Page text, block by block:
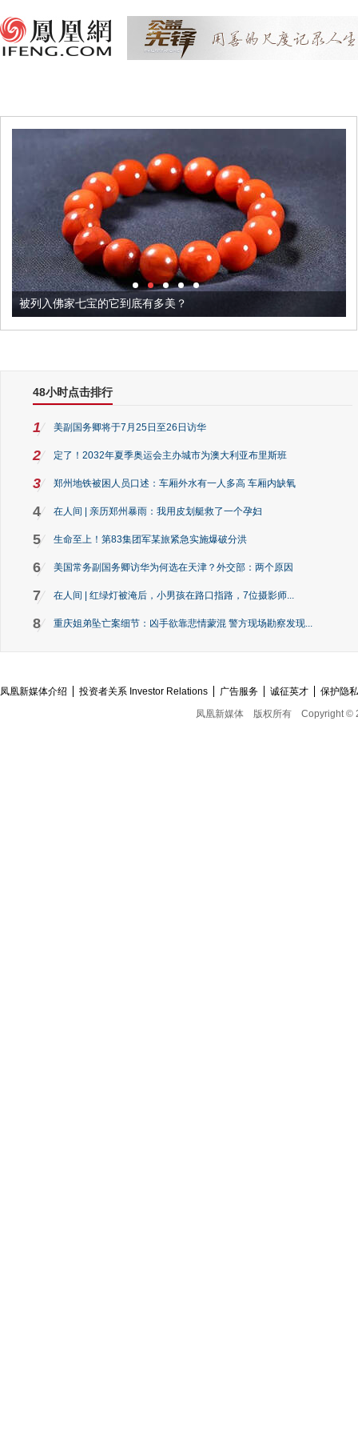
被列入佛家七宝的它到底有多美？
48小时点击排行
1 美副国务卿将于7月25日至26日访华
2 定了！2032年夏季奥运会主办城市为澳大利亚布里斯班
3 郑州地铁被困人员口述：车厢外水有一人多高 车厢内缺氧
4 在人间 | 亲历郑州暴雨：我用皮划艇救了一个孕妇
5 生命至上！第83集团军某旅紧急实施爆破分洪
6 美国常务副国务卿访华为何选在天津？外交部：两个原因
7 在人间 | 红绿灯被淹后，小男孩在路口指路，7位摄影师...
8 重庆姐弟坠亡案细节：凶手欲靠悲情蒙混 警方现场勘察发现...
凤凰新媒体介绍 投资者关系 Investor Relations 广告服务 诚征英才
保护隐
凤凰新媒体
版权所有 Copyright ©